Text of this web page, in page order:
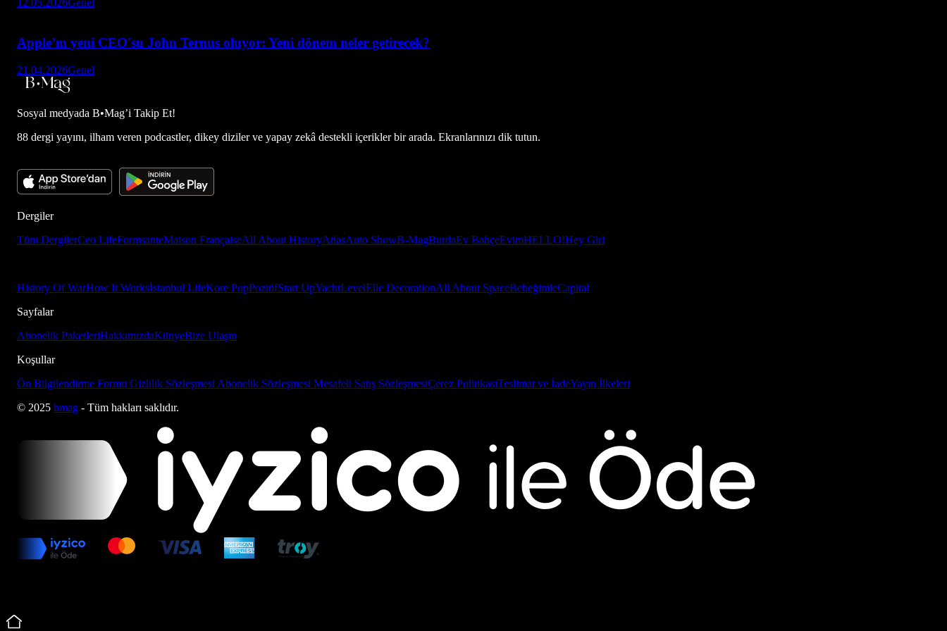
12.05.2026Genel
Apple’ın yeni CEO'su John Ternus oluyor: Yeni dönem neler getirecek?
21.04.2026Genel
Sosyal medyada B•Mag’i Takip Et!
88 dergi yayını, ilham veren podcastler, dikey diziler ve yapay zekâ destekli içerikler bir arada. Ekranlarınızı dik tutun.
Dergiler
Tüm DergilerCeo LifeFormsanteMaison FrançaiseAll About HistoryAtlasAuto ShowB-MagBurdaEv BahçeEvimHELLO!Hey Girl
History Of WarHow It Worksİstanbul LifeKore PopPozitifStart UpYachtLevelElle DecorationAll About SpaceBebeğimleCapital
Sayfalar
Abonelik PaketleriHakkımızdaKünyeBize Ulaşın
Koşullar
Ön Bilgilendirme Formu Gizlilik Sözleşmesi Abonelik Sözleşmesi Mesafeli Satış SözleşmesiÇerez PolitikasıTeslimat ve İadeYayın İlkeleri
© 2025 bmag - Tüm hakları saklıdır.